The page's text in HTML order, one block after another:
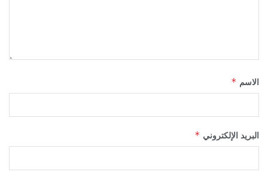
الاسم *
البريد الإلكتروني *